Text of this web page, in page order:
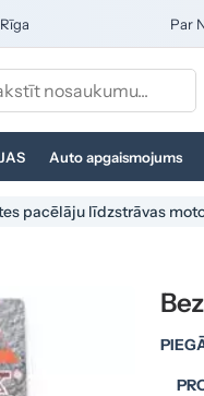
Par
Auto apgaismojums
pacēlāju līdzstrāvas